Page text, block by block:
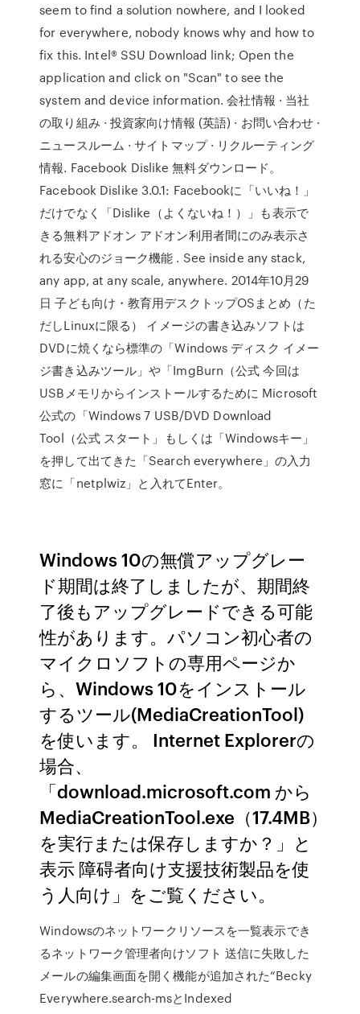
seem to find a solution nowhere, and I looked
for everywhere, nobody knows why and how to
fix this. Intel® SSU Download link; Open the
application and click on "Scan" to see the
system and device information. 会社情報 · 当社
の取り組み · 投資家向け情報 (英語) · お問い合わせ ·
ニュースルーム · サイトマップ · リクルーティング
情報. Facebook Dislike 無料ダウンロード。
Facebook Dislike 3.0.1: Facebookに「いいね！」
だけでなく「Dislike（よくないね！）」も表示で
きる無料アドオン アドオン利用者間にのみ表示さ
れる安心のジョーク機能 . See inside any stack,
any app, at any scale, anywhere. 2014年10月29
日 子ども向け・教育用デスクトップOSまとめ（た
だしLinuxに限る） イメージの書き込みソフトは
DVDに焼くなら標準の「Windows ディスク イメー
ジ書き込みツール」や「ImgBurn（公式 今回は
USBメモリからインストールするために Microsoft
公式の「Windows 7 USB/DVD Download
Tool（公式 スタート」もしくは「Windowsキー」
を押して出てきた「Search everywhere」の入力
窓に「netplwiz」と入れてEnter。
Windows 10の無償アップグレー
ド期間は終了しましたが、期間終
了後もアップグレードできる可能
性があります。パソコン初心者の
マイクロソフトの専用ページか
ら、Windows 10をインストール
するツール(MediaCreationTool)
を使います。 Internet Explorerの
場合、
「download.microsoft.com から
MediaCreationTool.exe（17.4MB）
を実行または保存しますか？」と
表示 障碍者向け支援技術製品を使
う人向け」をご覧ください。
Windowsのネットワークリソースを一覧表示でき
るネットワーク管理者向けソフト 送信に失敗した
メールの編集画面を開く機能が追加された“Becky
Everywhere.search-msとIndexed